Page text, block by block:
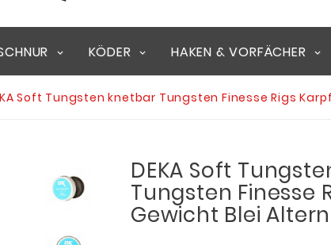
KÖDER HAKEN & VORFÄCHER
Soft Tungsten knetbar Tungsten Finesse Rigs
DEKA Soft
Tungsten Finesse
Gewicht Blei